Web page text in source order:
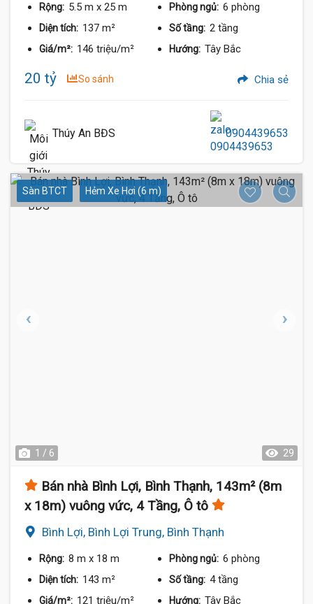
Rộng: 5.5 m x 25 m Phòng ngủ: 6 phòng
Diện tích: 137 m² Số tầng: 2 tầng
Giá/m²: 146 triệu/m² Hướng: Tây Bắc
20 tỷ So sánh Chia sẻ
Thúy An BĐS 0904439653
Sàn BTCT Hẻm Xe Hơi (6 m)
1 / 6 29
Bán nhà Bình Lợi, Bình Thạnh, 143m² (8m
x 18m) vuông vức, 4 Tầng, Ô tô
Bình Lợi, Bình Lợi Trung, Bình Thạnh
Rộng: 8 m x 18 m Phòng ngủ: 6 phòng
Diện tích: 143 m² Số tầng: 4 tầng
Giá/m²: 121 triệu/m² Hướng: Tây Bắc